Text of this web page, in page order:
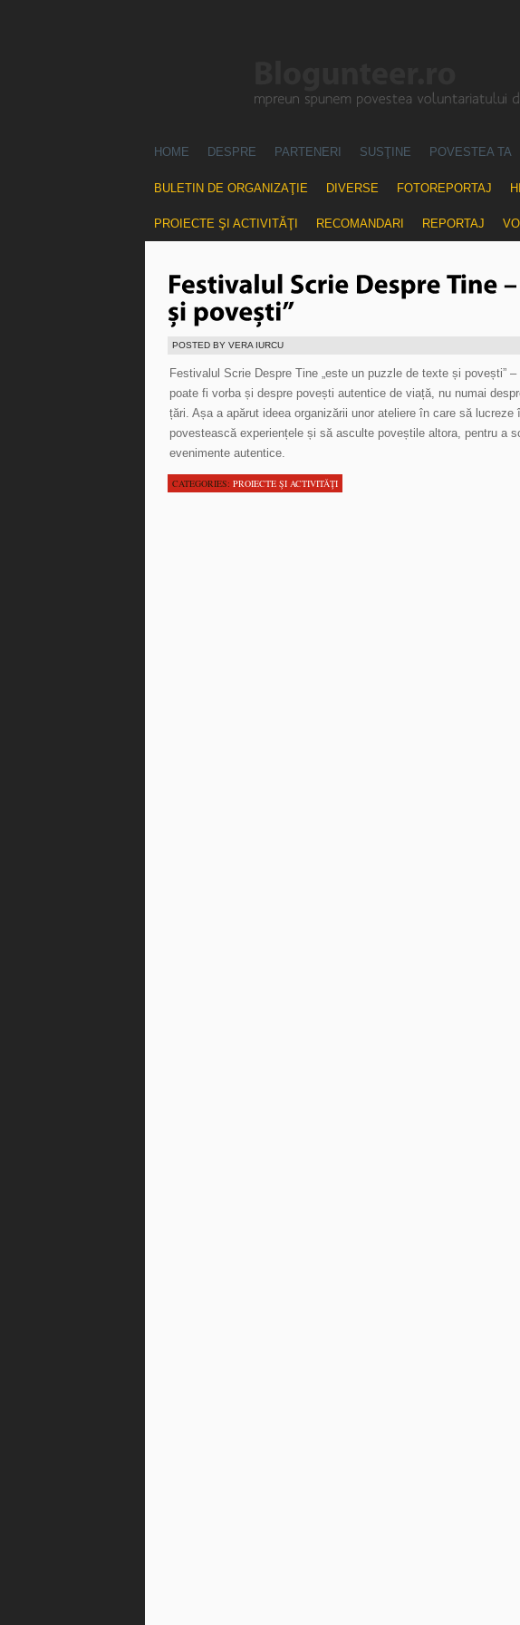
HOME DESPRE PARTENERI SUSŢINE POVESTEA TA
BULETIN DE ORGANIZAŢIE DIVERSE FOTOREPORTAJ
PROIECTE ŞI ACTIVITĂŢI RECOMANDARI REPORTAJ
POSTED BY VERA IURCU
Festivalul Scrie Despre Tine „este un puzzle de texte și povești”
poate fi vorba și despre povești autentice de viață, nu numai
țări. Așa a apărut ideea organizării unor ateliere în care să
povestească experiențele și să asculte poveștile altora, pentru a
evenimente autentice.
CATEGORIES: PROIECTE ŞI ACTIVITĂŢI